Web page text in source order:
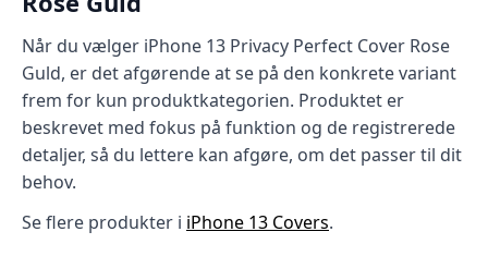
Når du vælger iPhone 13 Privacy Perfect Cover Rose
Guld, er det afgørende at se på den konkrete variant
frem for kun produktkategorien. Produktet er
beskrevet med fokus på funktion og de registrerede
detaljer, så du lettere kan afgøre, om det passer til dit
behov.
Se flere produkter i iPhone 13 Covers.